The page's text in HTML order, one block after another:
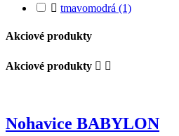
 tmavomodrá (1)
Akciové produkty
Akciové produkty  
Nohavice BABYLON